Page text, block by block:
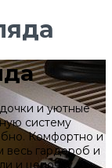
и уютные
систему
Комфортно и
весь гардероб и
и цепочку из